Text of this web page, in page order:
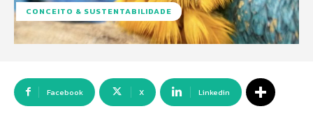
CONCEITO & SUSTENTABILIDADE
Facebook X Linkedin